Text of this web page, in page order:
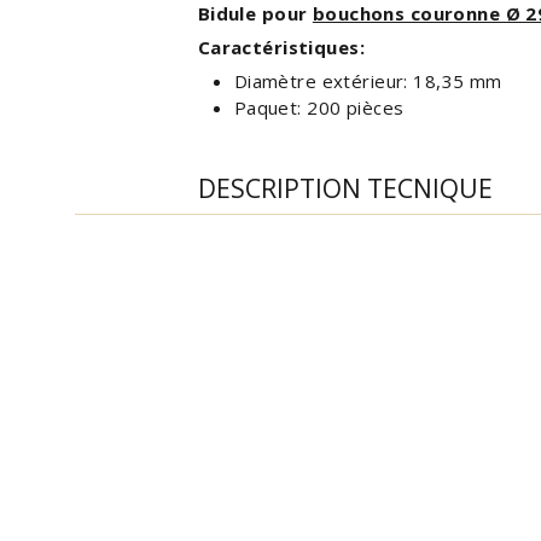
Bidule pour bouchons couronne Ø
Caractéristiques:
Diamètre extérieur: 18,35 mm
Paquet: 200 pièces
DESCRIPTION TECNIQUE